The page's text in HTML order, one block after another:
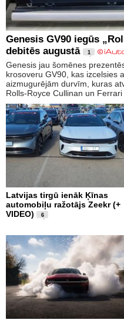
Genesis GV90 iegūs
debitēs augustā
1
Genesis jau šomēnes
krosoveru GV90, kas izcelsies
aizmugurējām durvīm, kuras
Rolls-Royce Cullinan un Ferrari
Latvijas tirgū ienāk Ķīnas
automobiļu ražotājs Zeekr (+
VIDEO)
6